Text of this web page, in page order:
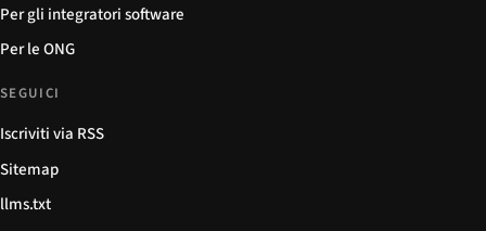
Per gli integratori software
Per le ONG
SEGUICI
Iscriviti via RSS
Sitemap
llms.txt